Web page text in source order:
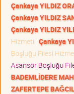
Çankaya YILDIZ
Çankaya YILDIZ
Çankaya YILDIZ
Hizmeti Çankaya
Boşluğu Filesi
Asansör Boşluğu
BADEMLİDERE
ZAFERTEPE